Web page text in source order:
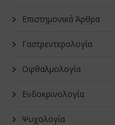
Επιστημονικά Άρθρα
Γαστρεντερολογία
Οφθαλμολογία
Ενδοκρινολογία
Ψυχολογία